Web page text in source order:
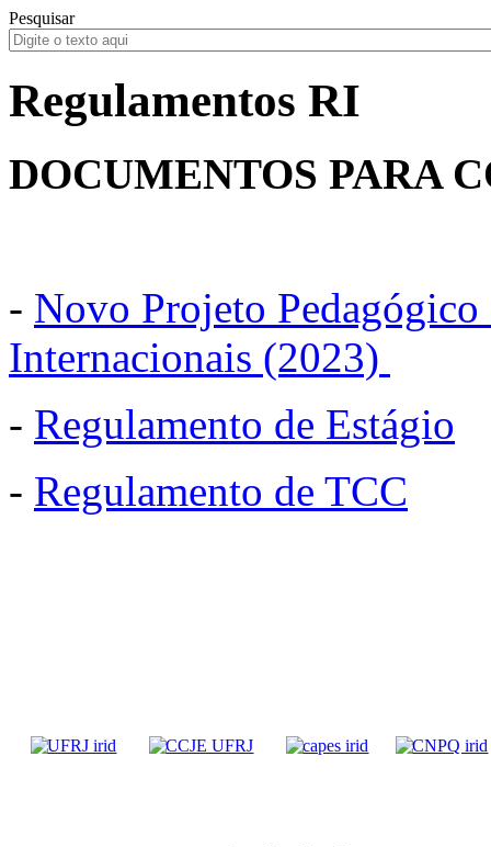
Pesquisar
Regulamentos RI
DOCUMENTOS PARA
- Novo Projeto Pedagógico
Internacionais (2023)
- Regulamento de Estágio
- Regulamento de TCC